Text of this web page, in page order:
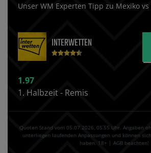
Unser WM Experten Tipp zu Mexiko vs
INTERWETTEN
1.97
1. Halbzeit - Remis
Quoten Stand vom 05.07.2026‚ 05⁚55 Uhr. Angaben
unterliegen laufenden Anpassungen und können
haben. 18+ | AGB beachten!